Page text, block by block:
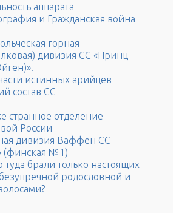
аппарата
и Гражданская война
горная
дивизия СС «Принц
истинных арийцев
состав СС
странное отделение
России
дивизия Ваффен СС
(финская №1)
туда брали только настоящих
родословной и